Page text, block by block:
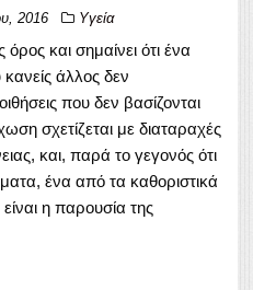
2016 Υγεία
και σημαίνει ότι ένα
άλλος δεν
που δεν βασίζονται
σχετίζεται με διαταραχές
και, παρά το γεγονός ότι
ένα από τα καθοριστικά
είναι η παρουσία της